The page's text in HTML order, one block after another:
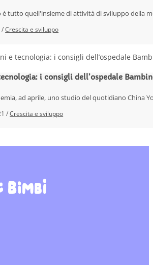
è tutto quell'insieme di attività di sviluppo della
/Crescita e sviluppo
i consigli dell’ospedale
ad aprile, uno studio del quotidiano China
/Crescita e sviluppo